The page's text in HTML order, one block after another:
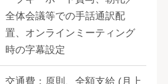
全体会議等での手話通訳配
置、オンラインミーティング
時の字幕設定
交通費：原則、全額支給 (月上